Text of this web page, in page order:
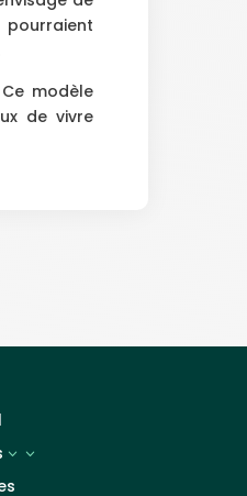
modèle
de vivre
3